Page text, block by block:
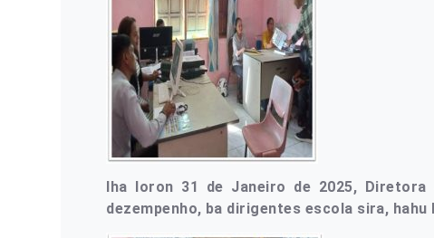
Iha loron 31 de Janeiro de 2025, Diretora
dezempenho, ba dirigentes escola sira, hahu